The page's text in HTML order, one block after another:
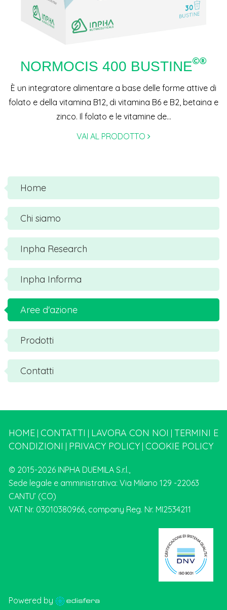
NORMOCIS 400 BUSTINE
È un integratore alimentare a base delle forme attive di
folato e della vitamina B12, di vitamina B6 e B2, betaina e
zinco. Il folato e le vitamine de...
VAI AL PRODOTTO
Home
Chi siamo
Inpha Research
Inpha Informa
Aree d'azione
Prodotti
Contatti
HOME CONTATTI LAVORA CON NOI TERMINI E
CONDIZIONI
PRIVACY POLICY COOKIE POLICY
© 2015-2026 INPHA DUEMILA S.r.l.,
Sede legale e amministrativa: Via Milano 129 -22063
CANTU’ (CO)
VAT Nr. 03010380966, company Reg. Nr. MI2534211
Powered by